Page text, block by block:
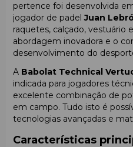
pertence foi desenvolvida
jogador de padelJuan
raquetes, calçado, vestuário
abordagem inovadora e o
desenvolvimento do
A Babolat Technical
indicada para jogadores
excelente combinação de
em campo. Tudo isto é
tecnologias avançadas e
Características